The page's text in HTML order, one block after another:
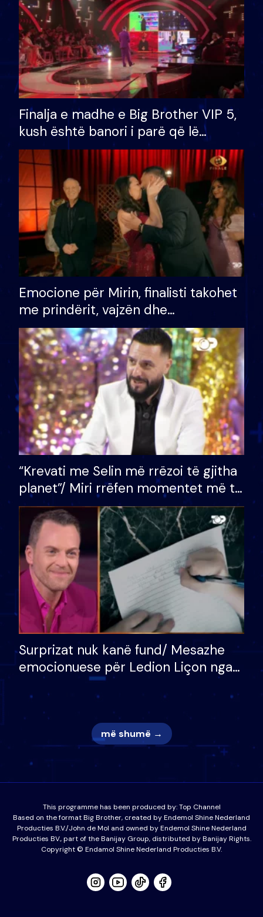
Finalja e madhe e Big Brother VIP 5,
kush është banori i parë që lë
shtëpinë dhe humb mundësinë për
të fituar çmimin e madh
Emocione për Mirin, finalisti takohet
me prindërit, vajzën dhe
bashkëshorten: S’kemi ndonjë letër
divorci apo jo?
“Krevati me Selin më rrëzoi të gjitha
planet”/ Miri rrëfen momentet më të
bukura në shtëpinë e BB VIP: Do më
mungojë zilja e mëngjesit kur…
Surprizat nuk kanë fund/ Mesazhe
emocionuese për Ledion Liçon nga
nëna dhe fëmijët e tij, moderatori
nuk i mban dot lotët: Nuk meritoj…
më shumë →
This programme has been produced by:Top Channel
Based on the format Big Brother, created by Endemol Shine Nederland
Producties B.V./John de Mol and owned by Endemol Shine Nederland
Producties BV., part of the Banijay Group, distributed by Banijay Rights.
Copyright © Endamol Shine Nederland Producties B.V.